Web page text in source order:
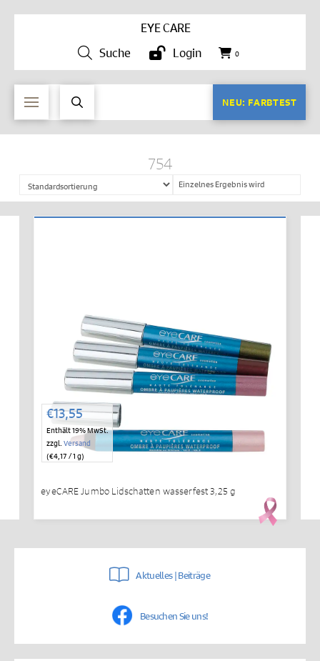
EYE CARE
Suche
Login 0
NEU: FARBTEST
754
Einzelnes Ergebnis wird
angezeigt
€13,55
Enthält 19% MwSt.
zzgl. Versand
(€4,17 / 1 g)
eyeCARE Jumbo Lidschatten wasserfest 3,25 g
Aktuelles | Beiträge
Besuchen Sie uns!